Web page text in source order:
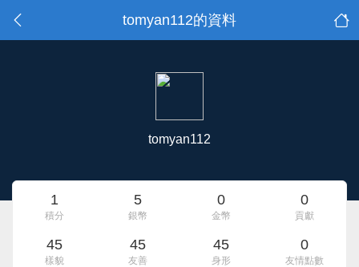
tomyan112的資料
tomyan112
1
積分
5
銀幣
0
金幣
0
貢獻
45
樣貌
45
友善
45
身形
0
友情點數